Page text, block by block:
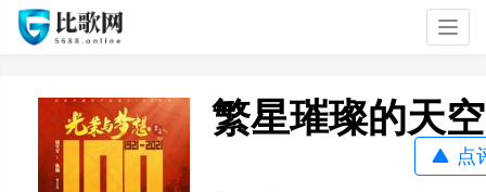
繁星璀璨的天
点